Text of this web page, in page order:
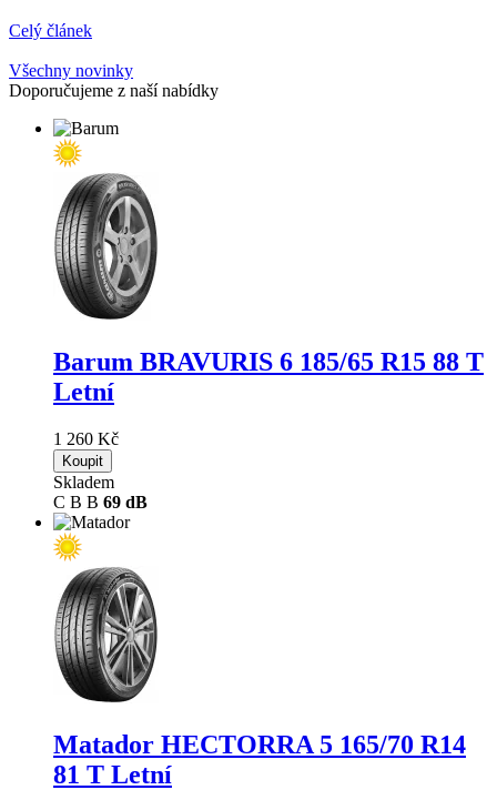
Celý článek
Všechny novinky
Doporučujeme z naší nabídky
Barum BRAVURIS 6 185/65 R15 88 T
Letní
1 260 Kč
Koupit
Skladem
C B B 69 dB
Matador HECTORRA 5 165/70 R14
81 T Letní